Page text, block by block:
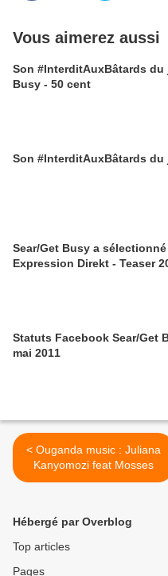
Vous aimerez aussi
Son #InterditAuxBâtards du
Busy - 50 cent
Son #InterditAuxBâtards
Sear/Get Busy a sélectionné
Expression Direkt - Teaser
Statuts Facebook Sear/Get
mai 2011
< Ouganda music : Juliana
Kanyomozi feat Mosses
Hébergé par Overblog
Top articles
Pages